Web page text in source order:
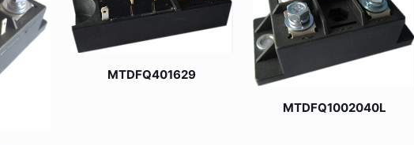
MTDFQ401629
MTDFQ1002040L